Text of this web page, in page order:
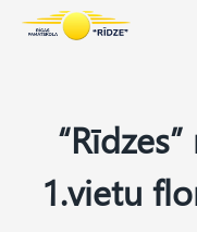
1.vietu